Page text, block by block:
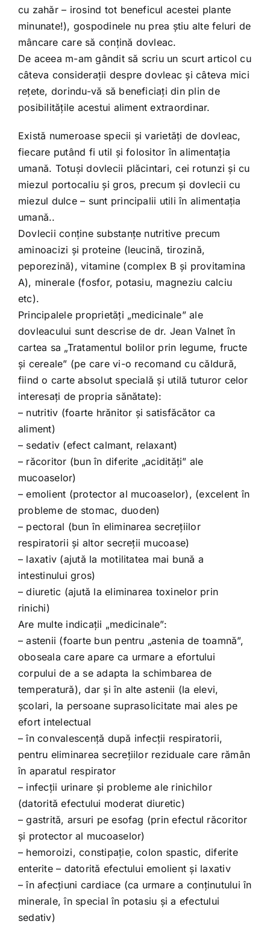
cu zahăr – irosind tot beneficul acestei plante
minunate!), gospodinele nu prea ştiu alte feluri de
mâncare care să conţină dovleac.
De aceea m-am gândit să scriu un scurt articol cu
câteva consideraţii despre dovleac şi câteva mici
reţete, dorindu-vă să beneficiaţi din plin de
posibilităţile acestui aliment extraordinar.
Există numeroase specii şi varietăţi de dovleac,
fiecare putând fi util şi folositor în alimentaţia
umană. Totuşi dovlecii plăcintari, cei rotunzi şi cu
miezul portocaliu şi gros, precum şi dovlecii cu
miezul dulce – sunt principalii utili în alimentaţia
umană..
Dovlecii conţine substanţe nutritive precum
aminoacizi şi proteine (leucină, tirozină,
peporezină), vitamine (complex B şi provitamina
A), minerale (fosfor, potasiu, magneziu calciu
etc).
Principalele proprietăţi „medicinale” ale
dovleacului sunt descrise de dr. Jean Valnet în
cartea sa „Tratamentul bolilor prin legume, fructe
şi cereale” (pe care vi-o recomand cu căldură,
fiind o carte absolut specială şi utilă tuturor celor
interesaţi de propria sănătate):
– nutritiv (foarte hrănitor şi satisfăcător ca
aliment)
– sedativ (efect calmant, relaxant)
– răcoritor (bun în diferite „acidităţi” ale
mucoaselor)
– emolient (protector al mucoaselor), (excelent în
probleme de stomac, duoden)
– pectoral (bun în eliminarea secreţiilor
respiratorii şi altor secreţii mucoase)
– laxativ (ajută la motilitatea mai bună a
intestinului gros)
– diuretic (ajută la eliminarea toxinelor prin
rinichi)
Are multe indicaţii „medicinale”:
– astenii (foarte bun pentru „astenia de toamnă”,
oboseala care apare ca urmare a efortului
corpului de a se adapta la schimbarea de
temperatură), dar şi în alte astenii (la elevi,
şcolari, la persoane suprasolicitate mai ales pe
efort intelectual
– în convalescenţă după infecţii respiratorii,
pentru eliminarea secreţiilor reziduale care rămân
în aparatul respirator
– infecţii urinare şi probleme ale rinichilor
(datorită efectului moderat diuretic)
– gastrită, arsuri pe esofag (prin efectul răcoritor
şi protector al mucoaselor)
– hemoroizi, constipaţie, colon spastic, diferite
enterite – datorită efectului emolient şi laxativ
– în afecţiuni cardiace (ca urmare a conţinutului în
minerale, în special în potasiu şi a efectului
sedativ)